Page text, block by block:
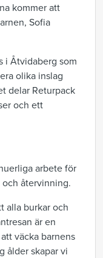
kommer att
Sofia
i Åtvidaberg som
olika inslag
delar Returpack
och ett
arbete för
återvinning.
alla burkar och
är en
väcka barnens
ålder skapar vi